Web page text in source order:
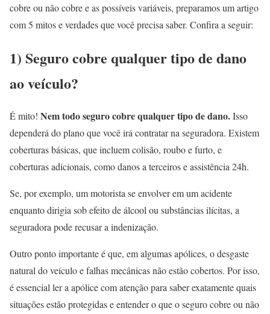
cobre ou não cobre e as possíveis variáveis, preparamos um artigo
com 5 mitos e verdades que você precisa saber. Confira a seguir:
1) Seguro cobre qualquer tipo de dano
ao veículo?
É mito! Nem todo seguro cobre qualquer tipo de dano.Isso
dependerá do plano que você irá contratar na seguradora. Existem
coberturas básicas, que incluem colisão, roubo e furto, e
coberturas adicionais, como danos a terceiros e assistência 24h.
Se, por exemplo, um motorista se envolver em um acidente
enquanto dirigia sob efeito de álcool ou substâncias ilícitas, a
seguradora pode recusar a indenização.
Outro ponto importante é que, em algumas apólices, o desgaste
natural do veículo e falhas mecânicas não estão cobertos. Por isso,
é essencial ler a apólice com atenção para saber exatamente quais
situações estão protegidas e entender o que o seguro cobre ou não